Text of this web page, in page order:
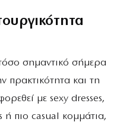
σημαντικό σήμερα
πρακτικότητα και τη
με sexy dresses,
ή πιο casual κομμάτια,